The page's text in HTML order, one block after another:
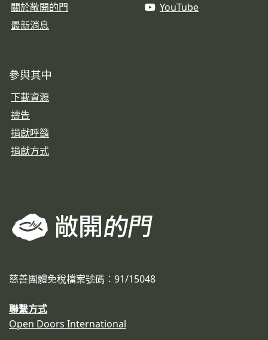
關於敞開的門
最新消息
YouTube
參與其中
下載資源
禱告
捐獻呼籲
捐獻方式
慈善團體免稅檔案號碼：91/15048
聯繫方式
Open Doors International